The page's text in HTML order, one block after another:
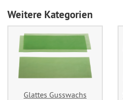
Weitere Kategorien
Glattes Gusswachs